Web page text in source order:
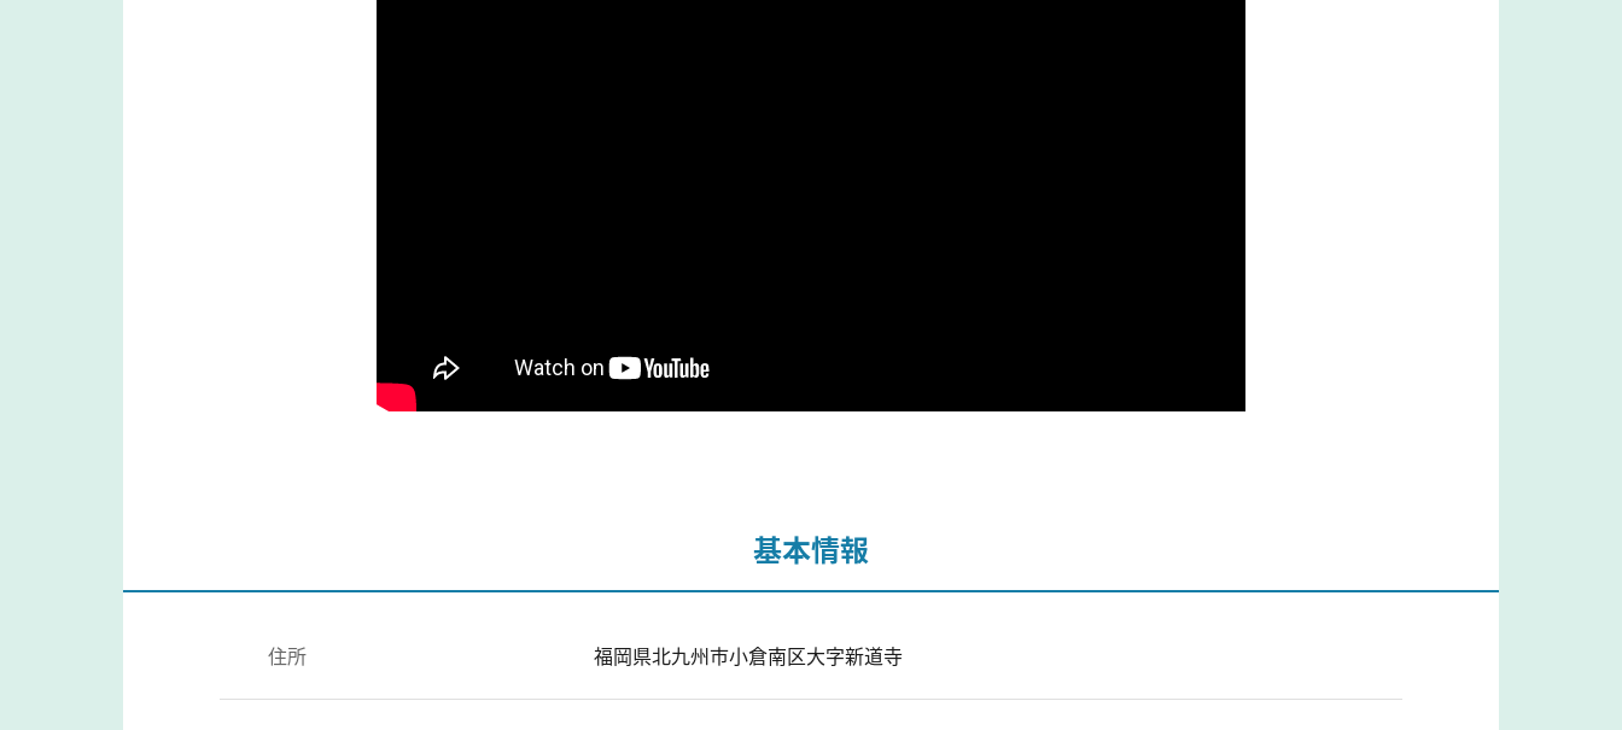
基本情報
住所 福岡県北九州市小倉南区大字新道寺